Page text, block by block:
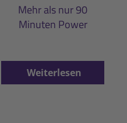
Mehr als nur 90
Minuten Power
Weiterlesen